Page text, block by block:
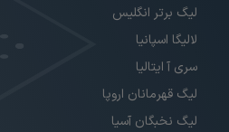
لیگ برتر انگلیس
لالیگا اسپانیا
سری آ ایتالیا
لیگ قهرمانان اروپا
لیگ نخبگان آسیا